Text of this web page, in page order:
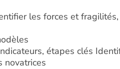
les forces et
étapes clés
novatrices